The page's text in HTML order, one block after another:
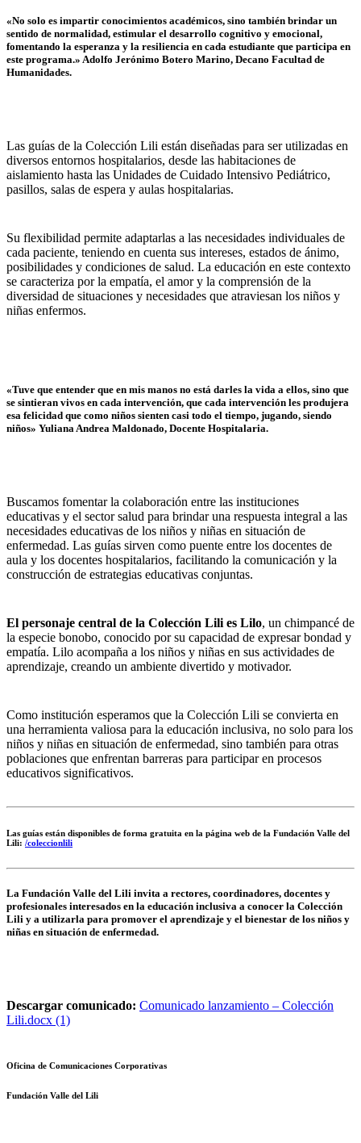
«No solo es impartir conocimientos académicos, sino también brindar un
sentido de normalidad, estimular el desarrollo cognitivo y emocional,
fomentando la esperanza y la resiliencia en cada estudiante que participa en
este programa.» Adolfo Jerónimo Botero Marino, Decano Facultad de
Humanidades.
Las guías de la Colección Lili están diseñadas para ser utilizadas en
diversos entornos hospitalarios, desde las habitaciones de
aislamiento hasta las Unidades de Cuidado Intensivo Pediátrico,
pasillos, salas de espera y aulas hospitalarias.
Su flexibilidad permite adaptarlas a las necesidades individuales de
cada paciente, teniendo en cuenta sus intereses, estados de ánimo,
posibilidades y condiciones de salud. La educación en este contexto
se caracteriza por la empatía, el amor y la comprensión de la
diversidad de situaciones y necesidades que atraviesan los niños y
niñas enfermos.
«Tuve que entender que en mis manos no está darles la vida a ellos, sino que
se sintieran vivos en cada intervención, que cada intervención les produjera
esa felicidad que como niños sienten casi todo el tiempo, jugando, siendo
niños» Yuliana Andrea Maldonado, Docente Hospitalaria.
Buscamos fomentar la colaboración entre las instituciones
educativas y el sector salud para brindar una respuesta integral a las
necesidades educativas de los niños y niñas en situación de
enfermedad. Las guías sirven como puente entre los docentes de
aula y los docentes hospitalarios, facilitando la comunicación y la
construcción de estrategias educativas conjuntas.
El personaje central de la Colección Lili es Lilo, un chimpancé de
la especie bonobo, conocido por su capacidad de expresar bondad y
empatía. Lilo acompaña a los niños y niñas en sus actividades de
aprendizaje, creando un ambiente divertido y motivador.
Como institución esperamos que la Colección Lili se convierta en
una herramienta valiosa para la educación inclusiva, no solo para los
niños y niñas en situación de enfermedad, sino también para otras
poblaciones que enfrentan barreras para participar en procesos
educativos significativos.
Las guías están disponibles de forma gratuita en la página web de la Fundación Valle del
Lili: /coleccionlili
La Fundación Valle del Lili invita a rectores, coordinadores, docentes y
profesionales interesados en la educación inclusiva a conocer la Colección
Lili y a utilizarla para promover el aprendizaje y el bienestar de los niños y
niñas en situación de enfermedad.
Descargar comunicado: Comunicado lanzamiento – Colección
Lili.docx (1)
Oficina de Comunicaciones Corporativas
Fundación Valle del Lili